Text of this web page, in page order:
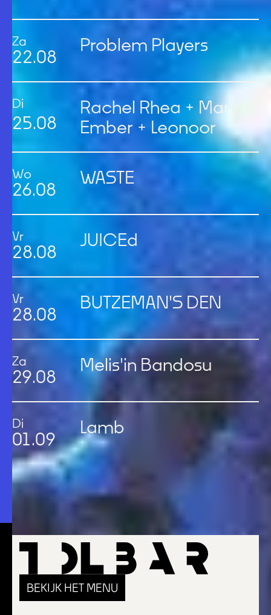
Za
22.08
Problem Players
Di
25.08
Rachel Rhea + Mary
Ember + Leonoor
Wo
26.08
WASTE
Vr
28.08
JUICEd
Vr
28.08
BUTZEMAN'S DEN
Za
29.08
Melis'in Bandosu
Di
01 .09
Lamb
ALL EVENTS
BEKIJK HET MENU